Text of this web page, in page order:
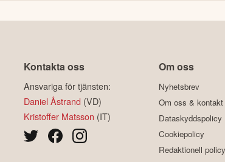
Kontakta oss
Ansvariga för tjänsten:
Daniel Åstrand (VD)
Kristoffer Matsson (IT)
Om oss
Nyhetsbrev
Om oss & kontakt
Dataskyddspolicy
Cookiepolicy
Redaktionell policy